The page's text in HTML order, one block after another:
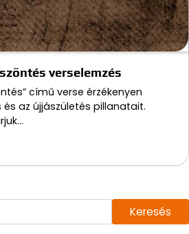
verselemzés
című verse érzékenyen
az újjászületés pillanatait.
Keresés